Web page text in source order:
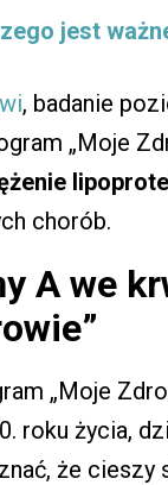
jest
, badanie
„Moje
chorób.
A we
„Moje
roku życia,
że cieszy